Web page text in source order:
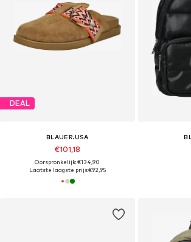
DEAL
BLAUER.USA
€101,18
Oorspronkelijk: €134,90
Laatste laagste prijs:€92,95